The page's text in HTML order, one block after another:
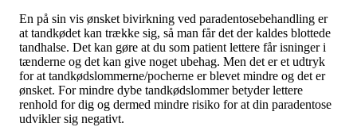
En på sin vis ønsket bivirkning ved paradentosebehandling er
at tandkødet kan trække sig, så man får det der kaldes blottede
tandhalse. Det kan gøre at du som patient lettere får isninger i
tænderne og det kan give noget ubehag. Men det er et udtryk
for at tandkødslommerne/pocherne er blevet mindre og det er
ønsket. For mindre dybe tandkødslommer betyder lettere
renhold for dig og dermed mindre risiko for at din paradentose
udvikler sig negativt.